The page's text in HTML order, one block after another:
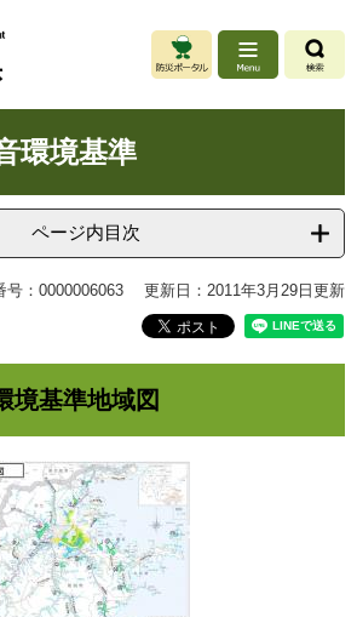
環境基準
ページ内目次
号：0000006063 更新日：2011年3月29日更新
境基準地域図